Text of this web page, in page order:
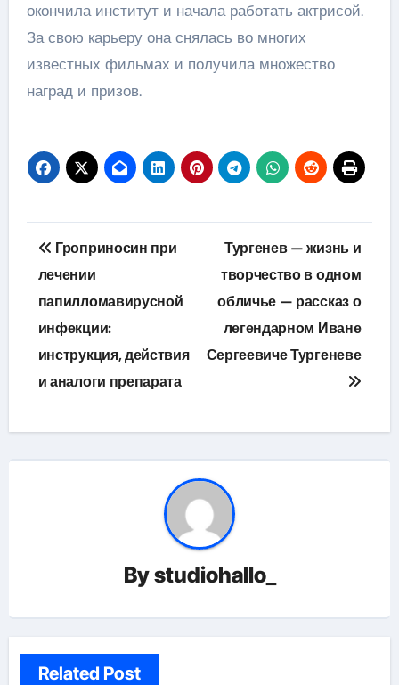
окончила институт и начала работать актрисой.
За свою карьеру она снялась во многих
известных фильмах и получила множество
наград и призов.
Навигация
по
записям
Гроприносин при
лечении
папилломавирусной
инфекции:
инструкция, действия
и аналоги препарата
Тургенев — жизнь и
творчество в одном
обличье — рассказ о
легендарном Иване
Сергеевиче Тургеневе
Bystudiohallo_
Related Post